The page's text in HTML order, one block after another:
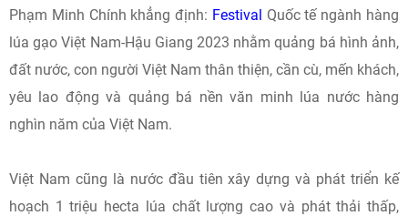
Phạm Minh Chính khẳng định: Festival Quốc tế ngành hàng
lúa gạo Việt Nam-Hậu Giang 2023 nhằm quảng bá hình ảnh,
đất nước, con người Việt Nam thân thiện, cần cù, mến khách,
yêu lao động và quảng bá nền văn minh lúa nước hàng
nghìn năm của Việt Nam.
Việt Nam cũng là nước đầu tiên xây dựng và phát triển kế
hoạch 1 triệu hecta lúa chất lượng cao và phát thải thấp,